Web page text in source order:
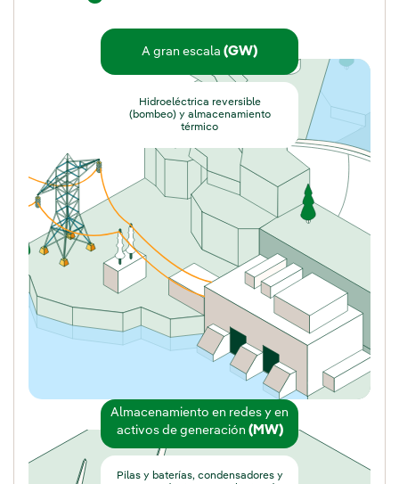
A gran escala (GW)
Hidroeléctrica reversible
(bombeo) y almacenamiento
térmico
Almacenamiento en redes y en
activos de generación (MW)
Pilas y baterías, condensadores y